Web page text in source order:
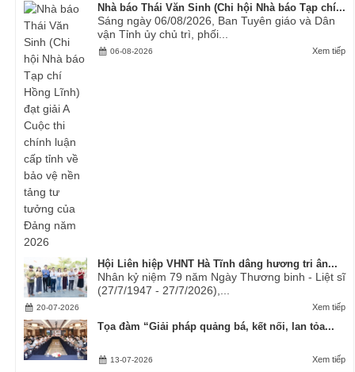
Nhà báo Thái Văn Sinh (Chi hội Nhà báo Tạp chí...
Sáng ngày 06/08/2026, Ban Tuyên giáo và Dân
vận Tỉnh ủy chủ trì, phối...
Xem tiếp
06-08-2026
Hội Liên hiệp VHNT Hà Tĩnh dâng hương tri ân...
Nhân kỷ niệm 79 năm Ngày Thương binh - Liệt sĩ
(27/7/1947 - 27/7/2026),...
Xem tiếp
20-07-2026
Tọa đàm “Giải pháp quảng bá, kết nối, lan tỏa...
Xem tiếp
13-07-2026